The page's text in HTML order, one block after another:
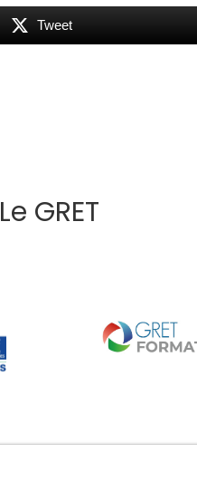
Tweet
Le GRET